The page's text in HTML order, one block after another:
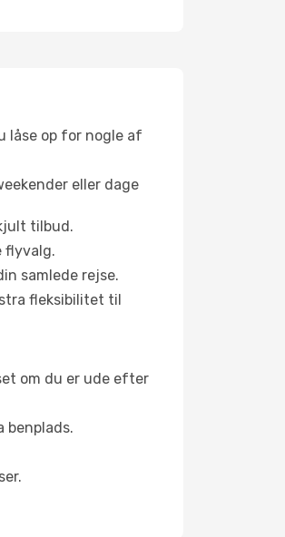
låse op for nogle af
eller dage
tilbud.
flyvalg.
samlede rejse.
fleksibilitet til
om du er ude efter